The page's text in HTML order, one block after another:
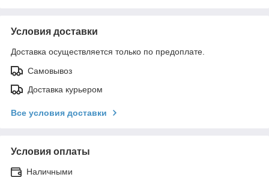
Условия доставки
Доставка осуществляется только по предоплате.
Самовывоз
Доставка курьером
Все условия доставки
Условия оплаты
Наличными